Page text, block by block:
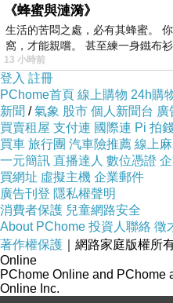
墮落的理由:因為我
痛並快樂著
2004..
上一篇：抖落/人生的陡坡
下一篇：
《蜂蜜與漣漪》
生活的苦悶之處，必有其蜂蜜。
窩，才能親嚐。 甚至練一身鐵布
13 小時前
登入 註冊
PChome首頁 線上購物 24h購
新聞 /氣象 股市 個人新聞台 廣
買賣租屋 支付連 國際連 Pi 拍
買車 旅行團 汽車險推薦 線上
一元簡訊 直播達人 數位憑證
買網址 虛擬主機 企業郵件
廣告刊登 隱私權聲明
消費者保護 兒童網路安全
About PChome 投資人聯絡 徵
著作權保護 ｜網路家庭版權所
Online
PChome Online and PChome
Online Inc.